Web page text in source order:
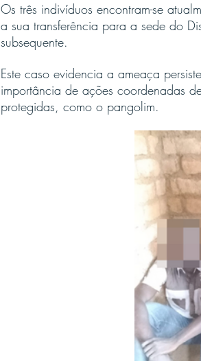
Os três indivíduos encontram-se
a sua transferência para a sede do
subsequente.
Este caso evidencia a ameaça
importância de ações coordenadas
protegidas, como o pangolim.